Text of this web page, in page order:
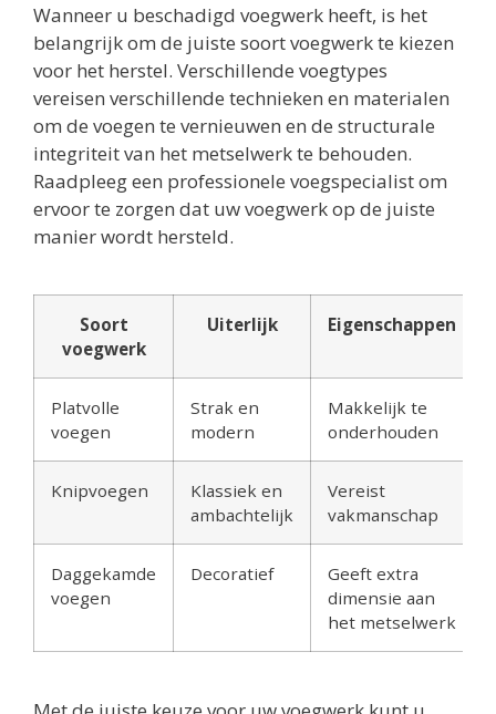
Wanneer u beschadigd voegwerk heeft, is het
belangrijk om de juiste soort voegwerk te kiezen
voor het herstel. Verschillende voegtypes
vereisen verschillende technieken en materialen
om de voegen te vernieuwen en de structurale
integriteit van het metselwerk te behouden.
Raadpleeg een professionele voegspecialist om
ervoor te zorgen dat uw voegwerk op de juiste
manier wordt hersteld.
Soort
voegwerk
Uiterlijk Eigenschappen
Platvolle
voegen
Strak en
modern
Makkelijk te
onderhouden
Knipvoegen
Klassiek en
ambachtelijk
Vereist
vakmanschap
Daggekamde
voegen
Decoratief
Geeft extra
dimensie aan
het metselwerk